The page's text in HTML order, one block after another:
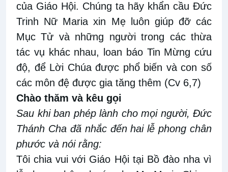
của Giáo Hội. Chúng ta hãy khẩn cầu Đức
Trinh Nữ Maria xin Mẹ luôn giúp đỡ các
Mục Tử và những người trong các thừa
tác vụ khác nhau, loan báo Tin Mừng cứu
độ, để Lời Chúa được phổ biến và con số
các môn đệ được gia tăng thêm (Cv 6,7)
Chào thăm và kêu gọi
Sau khi ban phép lành cho mọi người, Đức
Thánh Cha đã nhắc đến hai lễ phong chân
phước và nói rằng:
Tôi chia vui với Giáo Hội tại Bồ đào nha vì